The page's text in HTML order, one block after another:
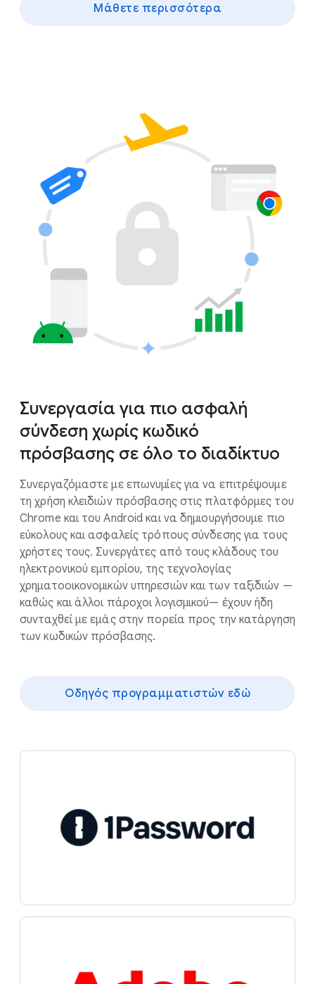
Μάθετε περισσότερα
Συνεργασία για πιο ασφαλή
σύνδεση χωρίς κωδικό
πρόσβασης σε όλο το διαδίκτυο
Συνεργαζόμαστε με επωνυμίες για να επιτρέψουμε
τη χρήση κλειδιών πρόσβασης στις πλατφόρμες του
Chrome και του Android και να δημιουργήσουμε πιο
εύκολους και ασφαλείς τρόπους σύνδεσης για τους
χρήστες τους. Συνεργάτες από τους κλάδους του
ηλεκτρονικού εμπορίου, της τεχνολογίας
χρηματοοικονομικών υπηρεσιών και των ταξιδιών —
καθώς και άλλοι πάροχοι λογισμικού— έχουν ήδη
συνταχθεί με εμάς στην πορεία προς την κατάργηση
των κωδικών πρόσβασης.
Οδηγός προγραμματιστών εδώ